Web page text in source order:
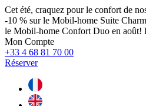
Cet été, craquez pour le confort de
-10 % sur le Mobil-home Suite
le Mobil-home Confort Duo en août!
Mon Compte
+33 4 68 81 70 00
Réserver